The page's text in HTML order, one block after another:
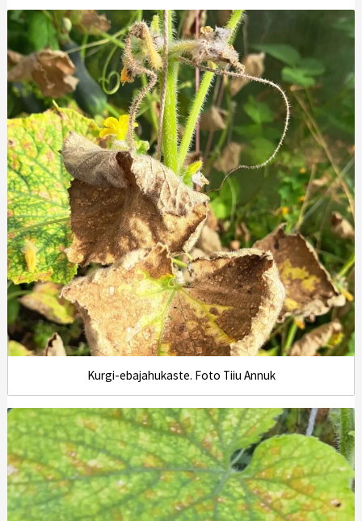
Kurgi-ebajahukaste. Foto Tiiu Annuk